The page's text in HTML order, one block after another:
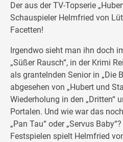
Der aus der TV-Topserie
Schauspieler Helmfried von
Facetten!
Irgendwo sieht man ihn doch
„Süßer Rausch“, in der Krimi
als grantelnden Senior in „Die
abgesehen von „Hubert und
Wiederholung in den „Dritten“
Portalen. Und wie war das
„Pan Tau“ oder „Servus
Festspielen spielt Helmfried